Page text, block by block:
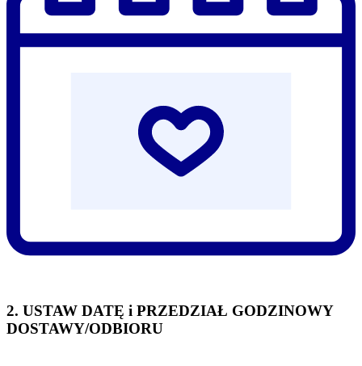
2. USTAW DATĘ i PRZEDZIAŁ GODZINOWY
DOSTAWY/ODBIORU